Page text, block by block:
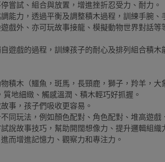
嘗試、組合與放置，增進挫折忍受力、耐力。
能力，透過平衡及調整積木過程，訓練手腕、
戲外、亦可玩故事接龍、模擬動物世界對話等
遊戲的過程，訓練孩子的耐心及排列組合積木
積木（鱷魚，斑馬，長頸鹿，獅子，羚羊，大
地細緻、觸感溫潤、積木輕巧好抓握。
事，孩子們吸收更容易。
同玩法，例如顏色配對、角色配對、堆高遊戲
說故事技巧，幫助開闊想像力、提升邏輯組織
而增進記憶力、觀察力和專注力。